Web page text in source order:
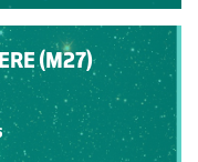
(M27)